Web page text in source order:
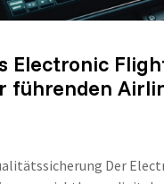
Electronic
führenden
Der